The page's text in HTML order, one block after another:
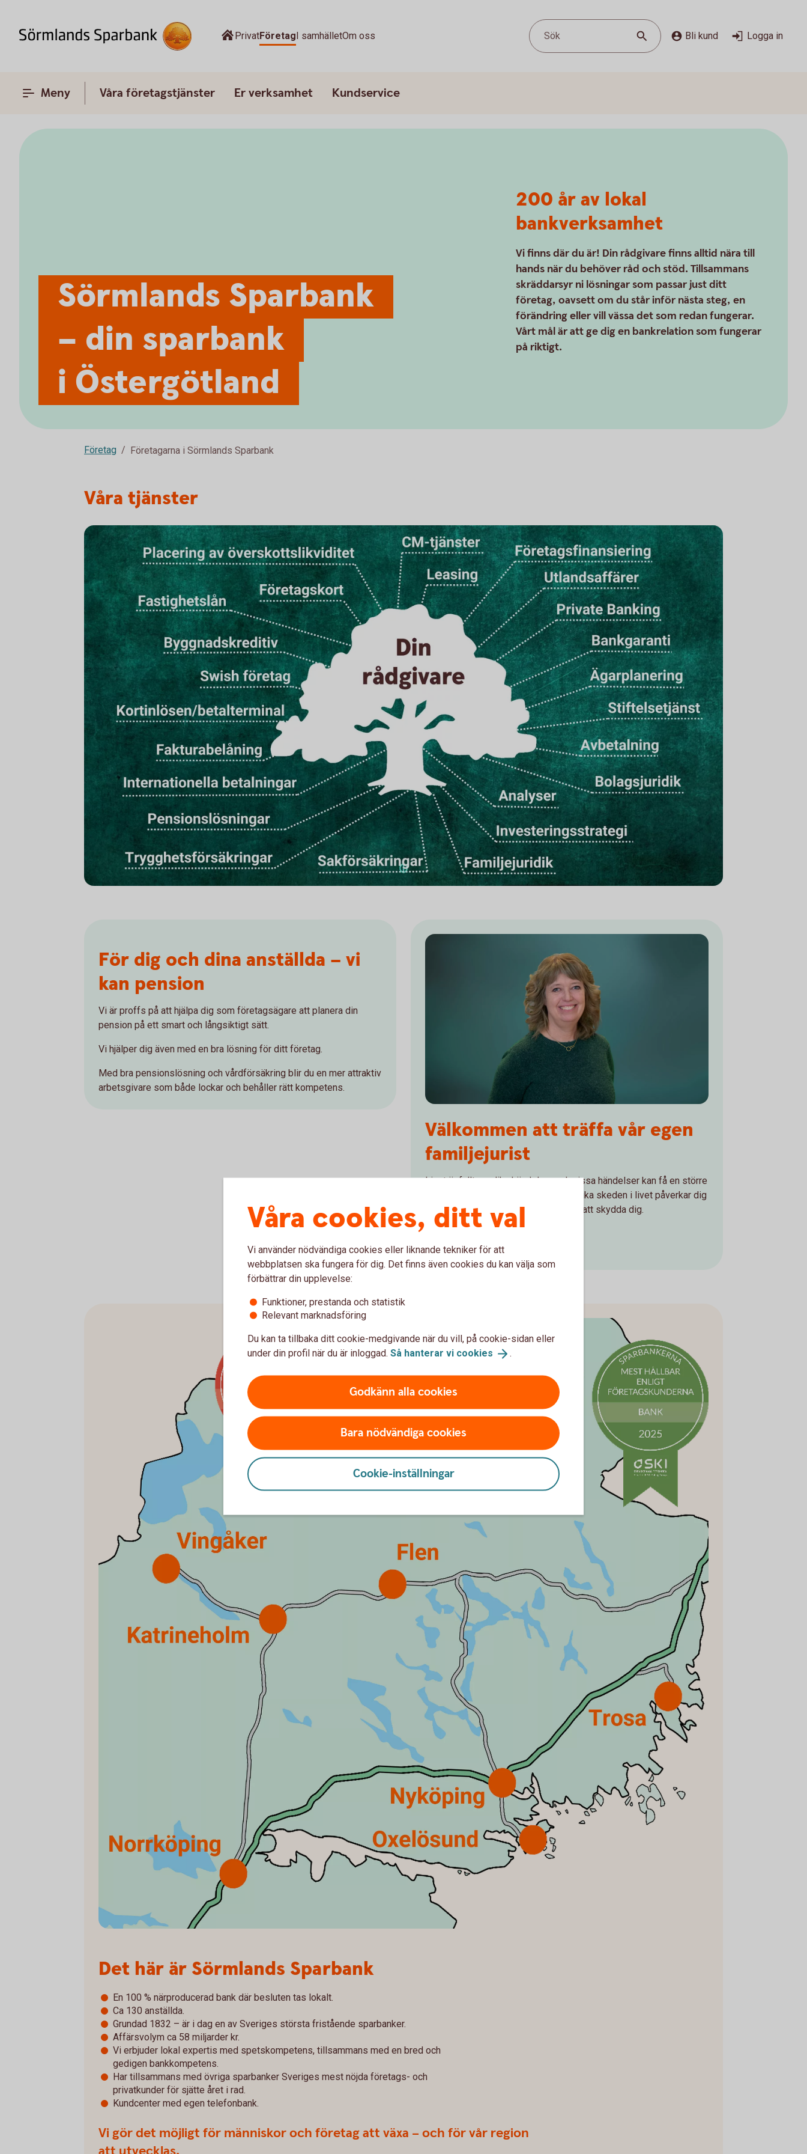
PrivatFöretagI samhälletOm oss Sök Bli kund Logga in
Meny Våra företagstjänster Er verksamhet Kundservice
Sörmlands Sparbank
– din sparbank
i Östergötland
200 år av lokal
bankverksamhet
Vi finns där du är! Din rådgivare finns alltid nära till
hands när du behöver råd och stöd. Tillsammans
skräddarsyr ni lösningar som passar just ditt
företag, oavsett om du står inför nästa steg, en
förändring eller vill vässa det som redan fungerar.
Vårt mål är att ge dig en bank­relation som fungerar
på riktigt.
Företag Företagarna i Sörmlands Sparbank
Våra tjänster
För dig och dina anställda – vi
kan pension
Vi är proffs på att hjälpa dig som företagsägare att planera din
pension på ett smart och långsiktigt sätt.
Vi hjälper dig även med en bra lösning för ditt företag.
Med bra pensionslösning och vårdförsäkring blir du en mer attraktiv
arbetsgivare som både lockar och behåller rätt kompetens.
Välkommen att träffa vår egen
familjejurist
Livet är fyllt av olika händelser och vissa händelser kan få en större
påverkan juridiskt. Vi hjälper dig hur olika skeden i livet påverkar dig
och din familj och vad du kan göra för att skydda dig.
Annika Meedendorp
Det här är Sörmlands Sparbank
En 100 % närproducerad bank där besluten tas lokalt.
Ca 130 anställda.
Grundad 1832 – är i dag en av Sveriges största fristående sparbanker.
Affärsvolym ca 58 miljarder kr.
Vi erbjuder lokal expertis med spetskompetens, tillsammans med en bred och
gedigen bankkompetens.
Har tillsammans med övriga sparbanker Sveriges mest nöjda företags- och
privatkunder för sjätte året i rad.
Kundcenter med egen telefonbank.
Vi gör det möjligt för människor och företag att växa – och för vår region
Våra cookies, ditt val
Vi använder nödvändiga cookies eller liknande tekniker för att
webbplatsen ska fungera för dig. Det finns även cookies du kan välja som
förbättrar din upplevelse:
Funktioner, prestanda och statistik
Relevant marknadsföring
Du kan ta tillbaka ditt cookie-medgivande när du vill, på cookie-sidan eller
under din profil när du är inloggad. Så hanterar vi cookies .
Godkänn alla cookies
Bara nödvändiga cookies
Cookie-inställningar